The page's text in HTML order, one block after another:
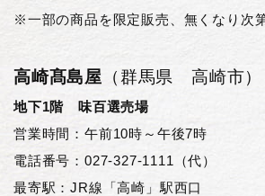
※一部の商品を限定販売、無くなり次
高崎髙島屋 （群馬県 高崎市）
地下1階 味百選売場
営業時間：午前10時～午後7時
電話番号：027-327-1111（代）
最寄駅：JR線「高崎」駅西口